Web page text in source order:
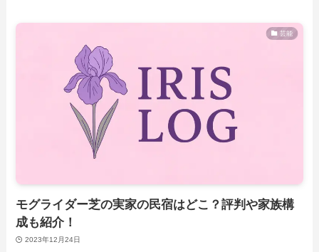
芸能
モグライダー芝の実家の民宿はどこ？評判や家族構
成も紹介！
2023年12月24日